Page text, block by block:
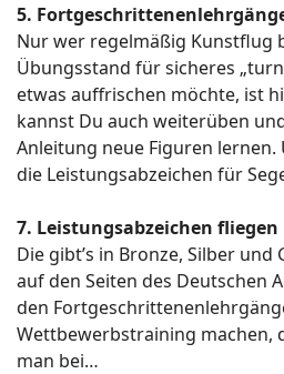
5.
Nur wer regelmäßig Kunstflug
Übungsstand für sicheres
etwas auffrischen möchte, ist
kannst Du auch weiterüben
Anleitung neue Figuren lernen.
die Leistungsabzeichen für
7. Leistungsabzeichen fliegen
Die gibt’s in Bronze, Silber und
auf den Seiten des Deutschen
den
Wettbewerbstraining machen,
man bei…